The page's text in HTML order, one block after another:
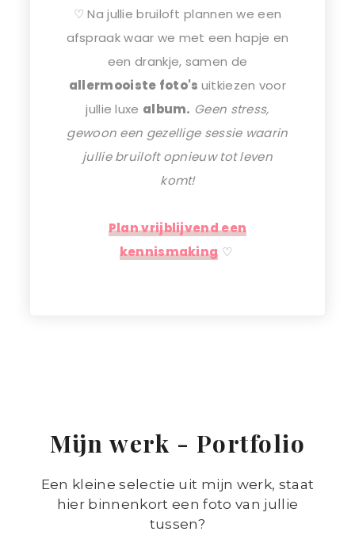
♡ Na jullie bruiloft plannen we een
afspraak waar we met een hapje en
een drankje, samen de
allermooiste foto's uitkiezen voor
jullie luxe album. Geen stress,
gewoon een gezellige sessie waarin
jullie bruiloft opnieuw tot leven
komt!
Plan vrijblijvend een
kennismaking ♡
Mijn werk - Portfolio
Een kleine selectie uit mijn werk, staat
hier binnenkort een foto van jullie
tussen?